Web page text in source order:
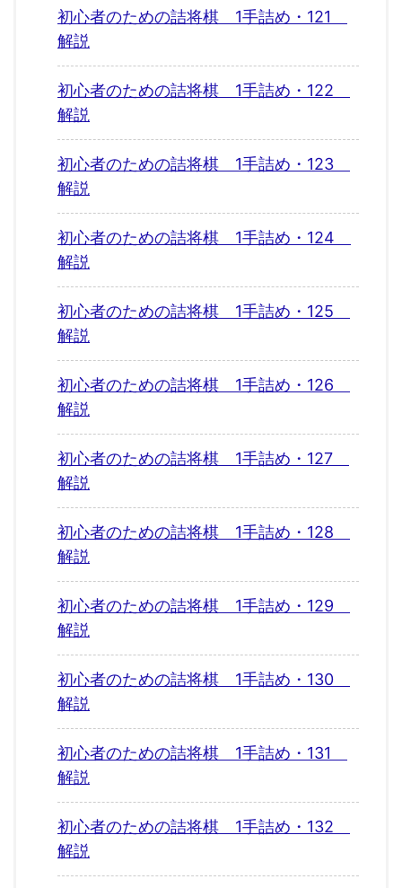
初心者のための詰将棋 1手詰め・121
解説
初心者のための詰将棋 1手詰め・122
解説
初心者のための詰将棋 1手詰め・123
解説
初心者のための詰将棋 1手詰め・124
解説
初心者のための詰将棋 1手詰め・125
解説
初心者のための詰将棋 1手詰め・126
解説
初心者のための詰将棋 1手詰め・127
解説
初心者のための詰将棋 1手詰め・128
解説
初心者のための詰将棋 1手詰め・129
解説
初心者のための詰将棋 1手詰め・130
解説
初心者のための詰将棋 1手詰め・131
解説
初心者のための詰将棋 1手詰め・132
解説